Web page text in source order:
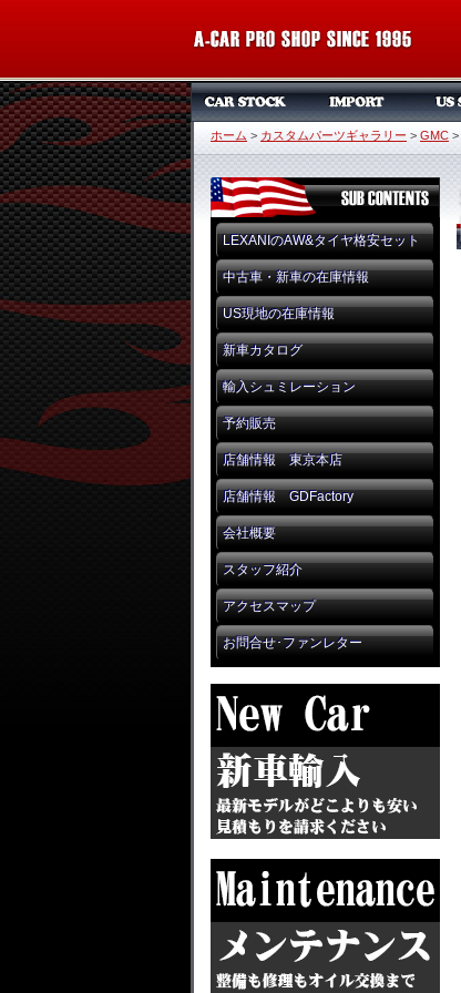
ホーム > カスタムパーツギャラリー > GMC >
LEXANIのAW&タイヤ格安セット
中古車・新車の在庫情報
US現地の在庫情報
新車カタログ
輸入シュミレーション
予約販売
店舗情報 東京本店
店舗情報 GDFactory
会社概要
スタッフ紹介
アクセスマップ
お問合せ･ファンレター